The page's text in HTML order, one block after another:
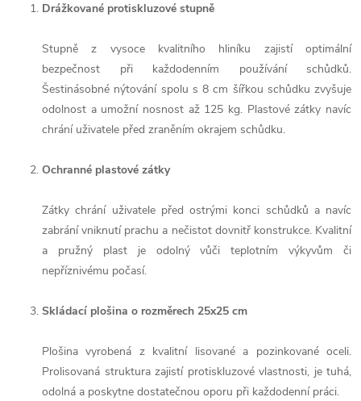
Drážkované protiskluzové stupně
Stupně z vysoce kvalitního hliníku zajistí optimální
bezpečnost při každodenním používání schůdků.
Šestinásobné nýtování spolu s 8 cm šířkou schůdku zvyšuje
odolnost a umožní nosnost až 125 kg. Plastové zátky navíc
chrání uživatele před zraněním okrajem schůdku.
Ochranné plastové zátky
Zátky chrání uživatele před ostrými konci schůdků a navíc
zabrání vniknutí prachu a nečistot dovnitř konstrukce. Kvalitní
a pružný plast je odolný vůči teplotním výkyvům či
nepříznivému počasí.
Skládací plošina o rozměrech 25x25 cm
Plošina vyrobená z kvalitní lisované a pozinkované oceli.
Prolisovaná struktura zajistí protiskluzové vlastnosti, je tuhá,
odolná a poskytne dostatečnou oporu při každodenní práci.